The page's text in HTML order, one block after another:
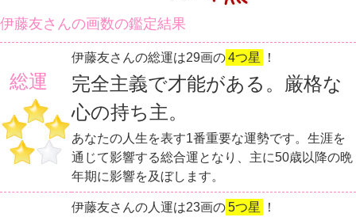
伊藤友さんの画数の鑑定結果
総運
伊藤友さんの総運は29画の4つ星 ！
完全主義で才能がある。厳格な
心の持ち主。
あなたの人生を表す1番重要な運勢です。生涯を
通じて影響する総合運となり、主に50歳以降の晩
年期に影響を及ぼします。
伊藤友さんの人運は23画の5つ星 ！